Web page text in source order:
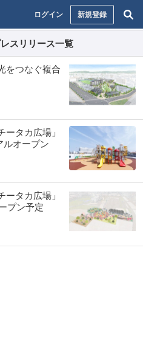
ログイン 新規登録
スリリース一覧
をつなぐ複合
タカ広場」
ルオープン
タカ広場」
プン予定